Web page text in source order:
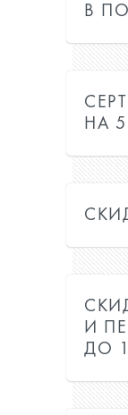
В
НА
И
ДО